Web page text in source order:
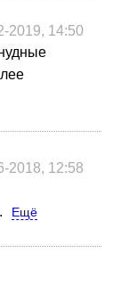
2019, 14:50
2018, 12:58
Ещё